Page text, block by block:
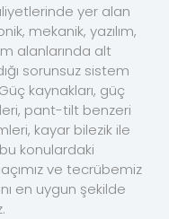
yer alan
mekanik, yazılım,
alanlarında alt
sorunsuz sistem
kaynakları, güç
pant-tilt benzeri
kayar bilezik ile
konulardaki
ve tecrübemiz
en uygun şekilde